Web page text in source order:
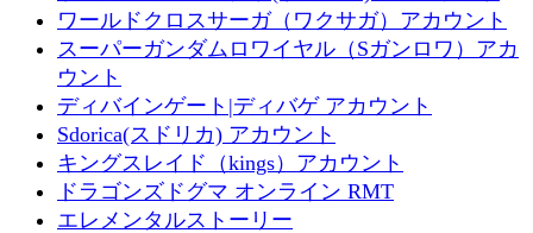
ワールドクロスサーガ（ワクサガ）アカウント
スーパーガンダムロワイヤル（Sガンロワ）アカ
ウント
ディバインゲート|ディバゲ アカウント
Sdorica(スドリカ) アカウント
キングスレイド（kings）アカウント
ドラゴンズドグマ オンライン RMT
エレメンタルストーリー